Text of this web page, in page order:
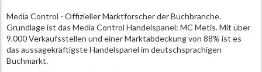
Media Control - Offizieller Marktforscher der Buchbranche.
Grundlage ist das Media Control Handelspanel: MC Metis. Mit über
9.000 Verkaufsstellen und einer Marktabdeckung von 88% ist es
das aussagekräftigste Handelspanel im deutschsprachigen
Buchmarkt.